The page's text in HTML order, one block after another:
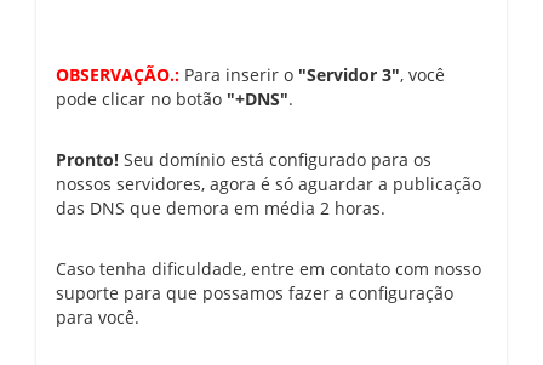
OBSERVAÇÃO.: Para inserir o "Servidor 3", você
pode clicar no botão "+DNS".
Pronto! Seu domínio está configurado para os
nossos servidores, agora é só aguardar a publicação
das DNS que demora em média 2 horas.
Caso tenha dificuldade, entre em contato com nosso
suporte para que possamos fazer a configuração
para você.